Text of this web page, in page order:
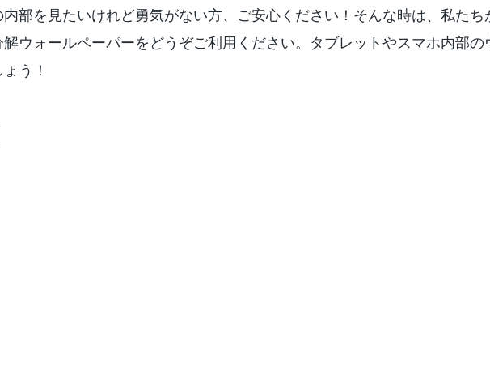
部を見たいけれど勇気がない方、ご安心ください！そんな時は、私たち
ウォールペーパーをどうぞご利用ください。タブレットやスマホ内部の
う！